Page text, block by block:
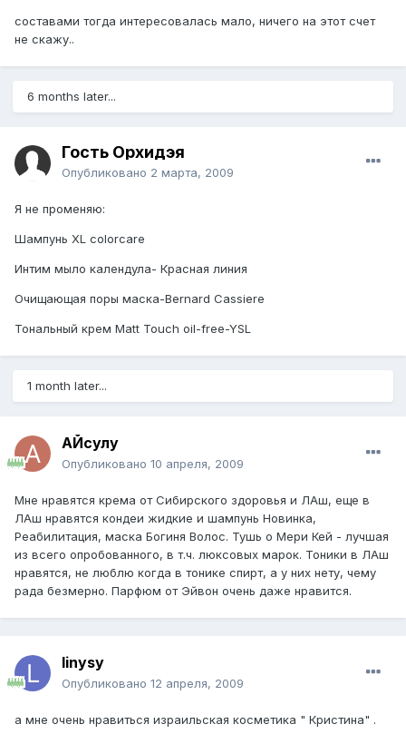
составами тогда интересовалась мало, ничего на этот счет
не скажу..
6 months later...
Гость Орхидэя
Опубликовано 2 марта, 2009
Я не променяю:
Шампунь XL colorcare
Интим мыло календула- Красная линия
Очищающая поры маска-Bernard Cassiere
Тональный крем Matt Touch oil-free-YSL
1 month later...
АЙсулу
Опубликовано 10 апреля, 2009
Мне нравятся крема от Сибирского здоровья и ЛАш, еще в
ЛАш нравятся кондеи жидкие и шампунь Новинка,
Реабилитация, маска Богиня Волос. Тушь о Мери Кей - лучшая
из всего опробованного, в т.ч. люксовых марок. Тоники в ЛАш
нравятся, не люблю когда в тонике спирт, а у них нету, чему
рада безмерно. Парфюм от Эйвон очень даже нравится.
linysy
Опубликовано 12 апреля, 2009
а мне очень нравиться израильская косметика " Кристина" .